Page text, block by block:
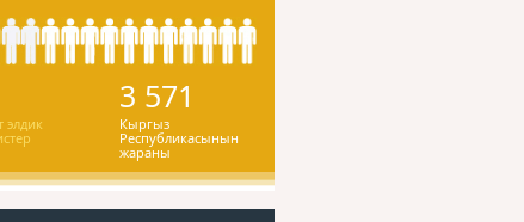
элдик
3 571
Кыргыз
Республикасынын
жараны